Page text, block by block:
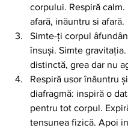
corpului. Respiră calm.
afară, inăuntru si afară.
Simte-ți corpul
însuși. Simte
distinctă, grea dar nu
Respiră usor înăuntru
diafragmă: inspiră o
pentru tot corpul.
tensunea fizică. Apoi